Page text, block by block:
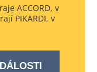
ACCORD, v
PIKARDI, v